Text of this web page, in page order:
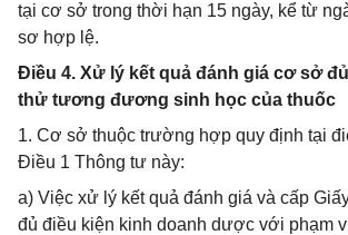
tại cơ sở trong thời hạn 15 ngày, kể từ
sơ hợp lệ.
Điều 4. Xử lý kết quả đánh giá cơ sở
thử tương đương sinh học của thuốc
1. Cơ sở thuộc trường hợp quy định tại
Điều 1 Thông tư này:
a) Việc xử lý kết quả đánh giá và cấp
đủ điều kiện kinh doanh dược với phạm